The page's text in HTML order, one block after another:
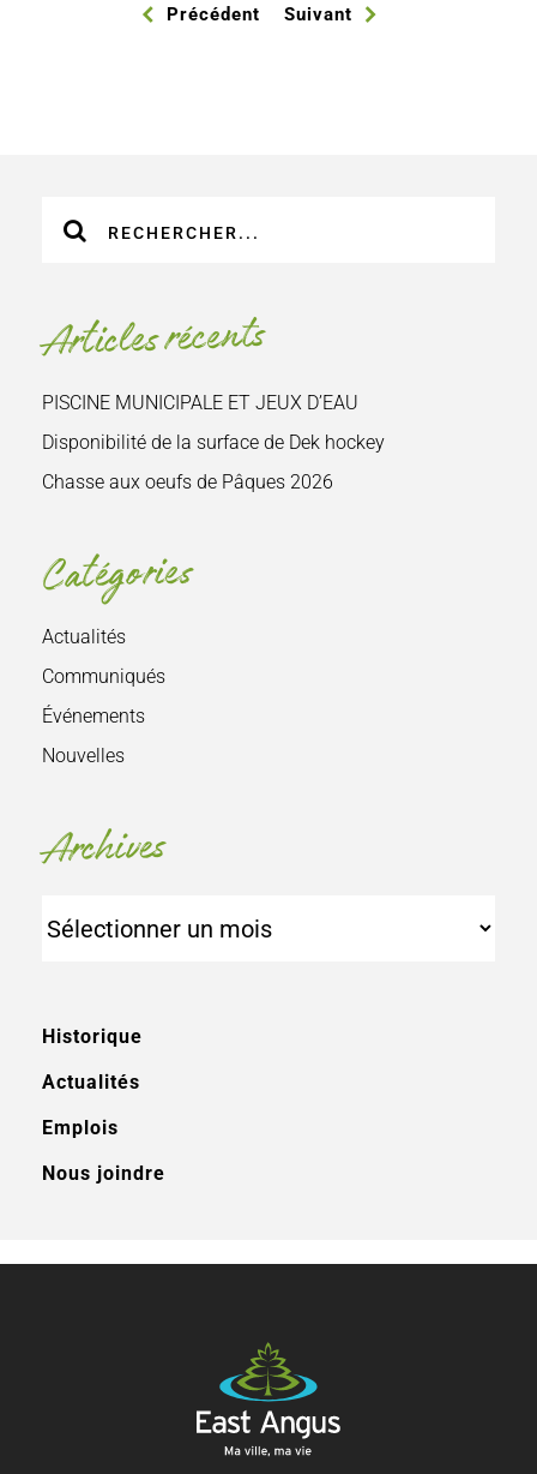
Précédent Suivant
sur
Articles récents
PISCINE MUNICIPALE ET JEUX D’EAU
Disponibilité de la surface de Dek hockey
Chasse aux oeufs de Pâques 2026
Catégories
Actualités
Communiqués
Événements
Nouvelles
Archives
Historique
Actualités
Emplois
Nous joindre